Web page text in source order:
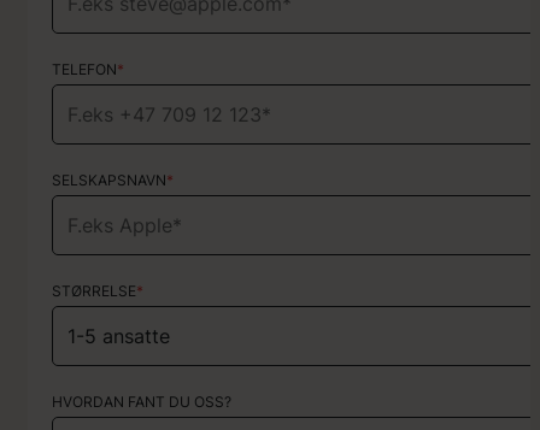
TELEFON*
SELSKAPSNAVN*
STØRRELSE*
HVORDAN FANT DU OSS?
TELEFON*
HVA SLAGS TYPE PROSJEKT?
Velg tjenester
HVORDAN FANT DU OSS?
KORT OM PROSJEKTET